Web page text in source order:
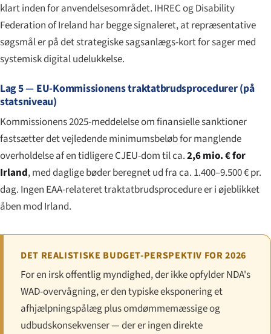
klart inden for anvendelsesområdet. IHREC og Disability
Federation of Ireland har begge signaleret, at repræsentative
søgsmål er på det strategiske sagsanlægs-kort for sager med
systemisk digital udelukkelse.
Lag 5 — EU-Kommissionens traktatbrudsprocedurer (på
statsniveau)
Kommissionens 2025-meddelelse om finansielle sanktioner
fastsætter det vejledende minimumsbeløb for manglende
overholdelse af en tidligere CJEU-dom til ca.2,6 mio. € for
Irland, med daglige bøder beregnet ud fra ca. 1.400–9.500 € pr.
dag. Ingen EAA-relateret traktatbrudsprocedure er i øjeblikket
åben mod Irland.
DET REALISTISKE BUDGET-PERSPEKTIV FOR 2026
For en irsk offentlig myndighed, der ikke opfylder NDA's
WAD-overvågning, er den typiske eksponering et
afhjælpningspålæg plus omdømmemæssige og
udbudskonsekvenser — der er ingen direkte